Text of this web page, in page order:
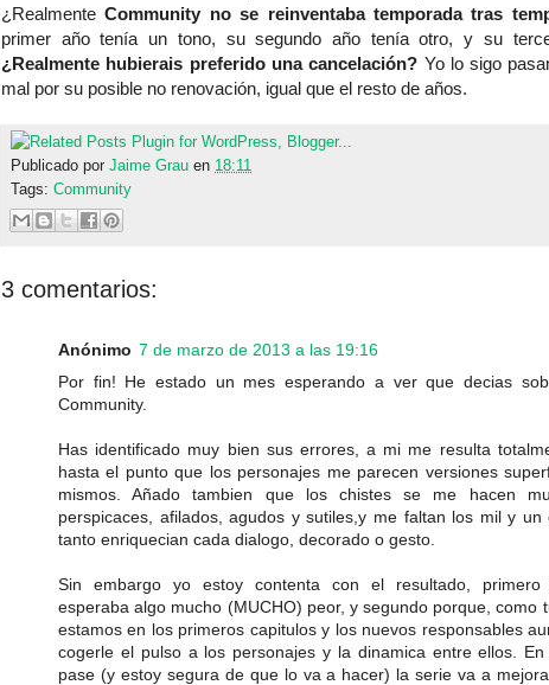
¿RealmenteCommunity no se reinventaba temporada tras
primer año tenía un tono, su segundo año tenía otro, y su
¿Realmente hubierais preferido una cancelación? Yo lo sigo
mal por su posible no renovación, igual que el resto de años.
Publicado por Jaime Grau en 18:11
Tags: Community
3 comentarios:
Anónimo 7 de marzo de 2013 a las 19:16
Por fin! He estado un mes esperando a ver que decias
Community.
Has identificado muy bien sus errores, a mi me resulta
hasta el punto que los personajes me parecen versiones
mismos. Añado tambien que los chistes se me hacen
perspicaces, afilados, agudos y sutiles,y me faltan los mil y un
tanto enriquecian cada dialogo, decorado o gesto.
Sin embargo yo estoy contenta con el resultado, primero
esperaba algo mucho (MUCHO) peor, y segundo porque, como
estamos en los primeros capitulos y los nuevos responsables
cogerle el pulso a los personajes y la dinamica entre ellos.
pase (y estoy segura de que lo va a hacer) la serie va a